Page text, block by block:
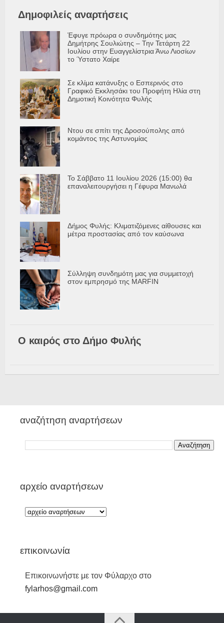
Δημοφιλείς αναρτήσεις
Έφυγε πρόωρα ο συνδημότης μας
Δημήτρης Σουλιώτης – Την Τετάρτη 22
Ιουλίου στην Ευαγγελίστρια Άνω Λιοσίων
το Ύστατο Χαίρε
Σε κλίμα κατάνυξης ο Εσπερινός στο
Γραφικό Εκκλησάκι του Προφήτη Ηλία στη
Δημοτική Κοινότητα Φυλής
Ντου σε σπίτι της Δροσούπολης από
κομάντος της Αστυνομίας
Το Σάββατο 11 Ιουλίου 2026 (15:00) θα
επαναλειτουργήσει η Γέφυρα Μανωλά
Δήμος Φυλής: Κλιματιζόμενες αίθουσες και
μέτρα προστασίας από τον καύσωνα
Σύλληψη συνδημότη μας για συμμετοχή
στον εμπρησμό της MARFIN
Ο καιρός στο Δήμο Φυλής
αναζήτηση αναρτήσεων
αρχείο αναρτήσεων
επικοινωνία
Επικοινωνήστε με τον Φύλαρχο στο
fylarhos@gmail.com